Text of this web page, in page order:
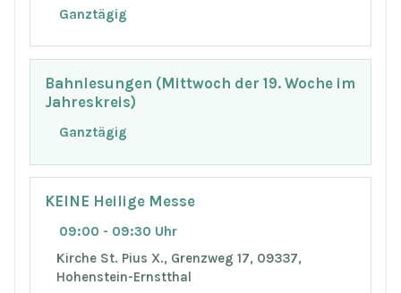
Ganztägig
Bahnlesungen (Mittwoch der 19. Woche im
Jahreskreis)
Ganztägig
KEINE Heilige Messe
09:00 - 09:30 Uhr
Kirche St. Pius X., Grenzweg 17, 09337,
Hohenstein-Ernstthal